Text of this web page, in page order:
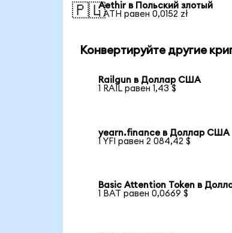
🇵🇱Aethir в Польский злотый
1 ATH равен 0,0152 zł
Конвертируйте другие
Railgun в Доллар США
1 RAIL равен 1,43 $
yearn.finance в Доллар США
1 YFI равен 2 084,42 $
Basic Attention Token в
1 BAT равен 0,0669 $